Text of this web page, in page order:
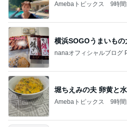
Amebaトピックス 9時
横浜SOGOうまいもの
nanaオフィシャルブログ
堀ちえみの夫 卵黄と
Amebaトピックス 9時